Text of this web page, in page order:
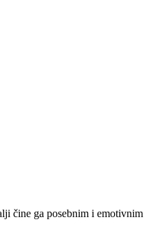
čine ga posebnim i emotivnim